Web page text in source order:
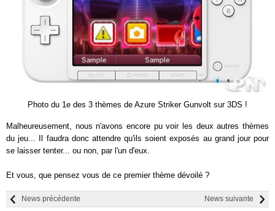
Photo du 1e des 3 thèmes de Azure Striker Gunvolt sur 3DS !
Malheureusement, nous n'avons encore pu voir les deux autres thèmes
du jeu... Il faudra donc attendre qu'ils soient exposés au grand jour pour
se laisser tenter... ou non, par l'un d'eux.
Et vous, que pensez vous de ce premier thème dévoilé ?
News suivante
News précédente